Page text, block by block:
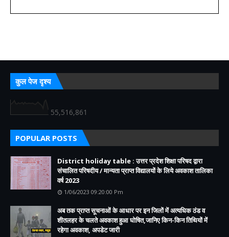
कुल पेज दृश्य
55,516,861
POPULAR POSTS
District holiday table : उत्तर प्रदेश शिक्षा परिषद द्वारा
संचालित परिषदीय / मान्यता प्राप्त विद्यालयों के लिये अवकाश तालिका
वर्ष 2023
1/06/2023 09:20:00 Pm
अब तक प्राप्त सूचनाओं के आधार पर इन जिलों में अत्यधिक ठंड व
शीतलहर के चलते अवकाश हुआ घोषित,जानिए किन-किन तिथियों में
रहेगा अवकाश, अपडेट जारी